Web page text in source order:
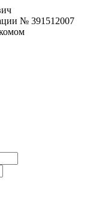
№ 391512007